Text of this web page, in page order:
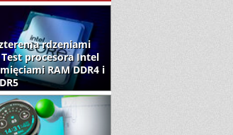
rdzeniami
Test procesora Intel
RAM DDR4 i